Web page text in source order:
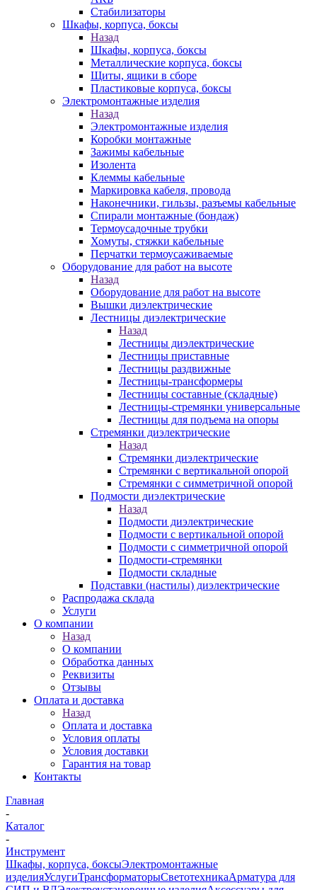
Стабилизаторы
Шкафы, корпуса, боксы
Назад
Шкафы, корпуса, боксы
Металлические корпуса, боксы
Щиты, ящики в сборе
Пластиковые корпуса, боксы
Электромонтажные изделия
Назад
Электромонтажные изделия
Коробки монтажные
Зажимы кабельные
Изолента
Клеммы кабельные
Маркировка кабеля, провода
Наконечники, гильзы, разъемы кабельные
Спирали монтажные (бондаж)
Термоусадочные трубки
Хомуты, стяжки кабельные
Перчатки термоусаживаемые
Оборудование для работ на высоте
Назад
Оборудование для работ на высоте
Вышки диэлектрические
Лестницы диэлектрические
Назад
Лестницы диэлектрические
Лестницы приставные
Лестницы раздвижные
Лестницы-трансформеры
Лестницы составные (складные)
Лестницы-стремянки универсальные
Лестницы для подъема на опоры
Стремянки диэлектрические
Назад
Стремянки диэлектрические
Стремянки с вертикальной опорой
Стремянки с симметричной опорой
Подмости диэлектрические
Назад
Подмости диэлектрические
Подмости с вертикальной опорой
Подмости с симметричной опорой
Подмости-стремянки
Подмости складные
Подставки (настилы) диэлектрические
Распродажа склада
Услуги
О компании
Назад
О компании
Обработка данных
Реквизиты
Отзывы
Оплата и доставка
Назад
Оплата и доставка
Условия оплаты
Условия доставки
Гарантия на товар
Контакты
Главная
-
Каталог
-
Инструмент
Шкафы, корпуса, боксыЭлектромонтажные
изделияУслугиТрансформаторыСветотехникаАрматура для